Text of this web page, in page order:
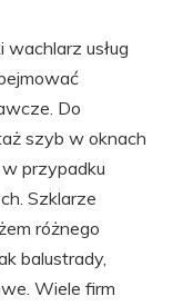
usług
Do
szyb w oknach
przypadku
Szklarze
różnego
balustrady,
Wiele firm